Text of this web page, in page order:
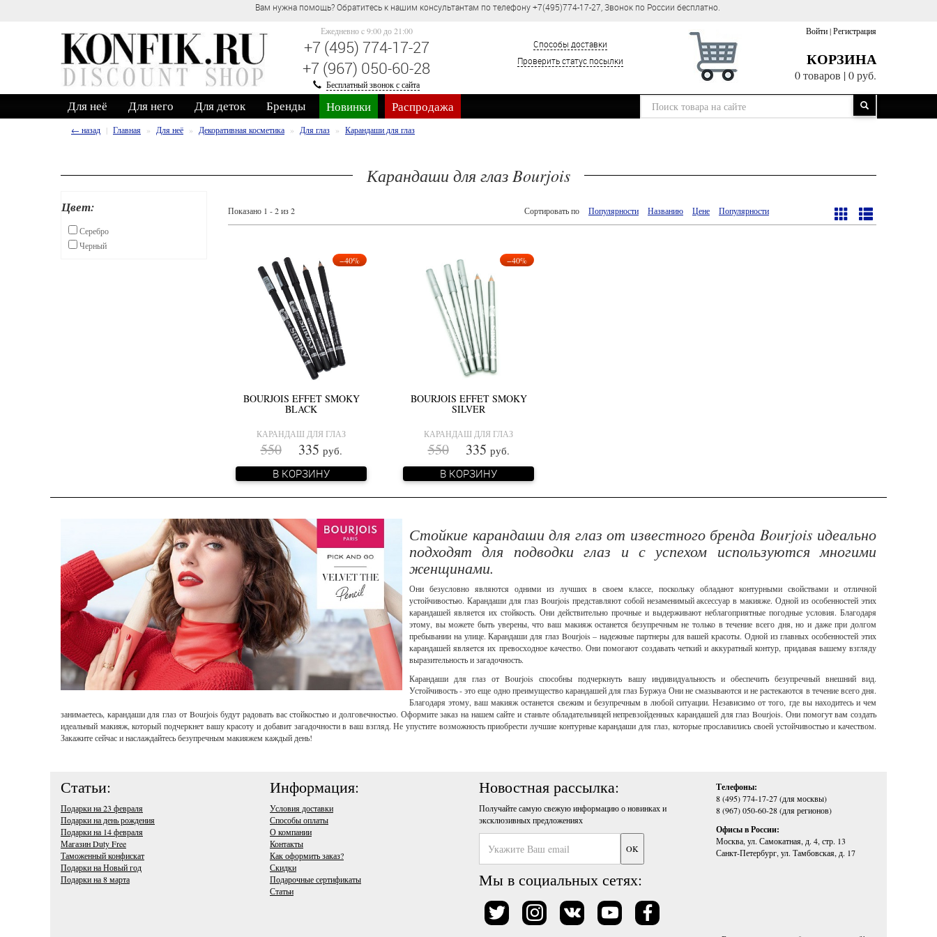
Вам нужна помощь? Обратитесь к нашим консультантам по телефону +7(495)774-17-27, Звонок по России бесплатно.
Ежедневно c 9:00 до 21:00
+7 (495) 774-17-27
+7 (967) 050-60-28
Бесплатный звонок с сайта
Способы доставки
Проверить статус посылки
Войти|Регистрация
КОРЗИНА
0 товаров |0 руб.
Для неё Для него Для деток Бренды Новинки Распродажа
← назад Главная Для неё Декоративная косметика Для глаз Карандаши для глаз
Карандаши для глаз Bourjois
Цвет:
Серебро
Черный
Показано 1 - 2 из 2 Сортировать по Популярности Названию Цене Популярности
−40%
BOURJOIS EFFET SMOKY
BLACK
КАРАНДАШ ДЛЯ ГЛАЗ
550335 руб.
В КОРЗИНУ
−40%
BOURJOIS EFFET SMOKY
SILVER
КАРАНДАШ ДЛЯ ГЛАЗ
550335 руб.
В КОРЗИНУ
Стойкие карандаши для глаз от известного бренда Bourjois идеально
подходят для подводки глаз и с успехом используются многими
женщинами.
Они безусловно являются одними из лучших в своем классе, поскольку обладают контурными свойствами и отличной
устойчивостью. Карандаши для глаз Bourjois представляют собой незаменимый аксессуар в макияже. Одной из особенностей этих
карандашей является их стойкость. Они действительно прочные и выдерживают неблагоприятные погодные условия. Благодаря
этому, вы можете быть уверены, что ваш макияж останется безупречным не только в течение всего дня, но и даже при долгом
пребывании на улице. Карандаши для глаз Bourjois – надежные партнеры для вашей красоты. Одной из главных особенностей этих
карандашей является их превосходное качество. Они помогают создавать четкий и аккуратный контур, придавая вашему взгляду
выразительность и загадочность.
Карандаши для глаз от Bourjois способны подчеркнуть вашу индивидуальность и обеспечить безупречный внешний вид.
Устойчивость - это еще одно преимущество карандашей для глаз Буржуа Они не смазываются и не растекаются в течение всего дня.
Благодаря этому, ваш макияж останется свежим и безупречным в любой ситуации. Независимо от того, где вы находитесь и чем
занимаетесь, карандаши для глаз от Bourjois будут радовать вас стойкостью и долговечностью. Оформите заказ на нашем сайте и станьте обладательницей непревзойденных карандашей для глаз Bourjois. Они помогут вам создать
идеальный макияж, который подчеркнет вашу красоту и добавит загадочности в ваш взгляд. Не упустите возможность приобрести лучшие контурные карандаши для глаз, которые прославились своей устойчивостью и качеством.
Закажите сейчас и наслаждайтесь безупречным макияжем каждый день!
Статьи:
Подарки на 23 февраля
Подарки на день рождения
Подарки на 14 февраля
Магазин Duty Free
Таможенный конфискат
Подарки на Новый год
Подарки на 8 марта
Информация:
Условия доставки
Способы оплаты
О компании
Контакты
Как оформить заказ?
Скидки
Подарочные сертификаты
Статьи
Новостная рассылка:
Получайте самую свежую информацию о новинках и
эксклюзивных предложениях
Мы в социальных сетях:
Телефоны:
8 (495) 774-17-27 (для москвы)
8 (967) 050-60-28 (для регионов)
Офисы в России:
Москва, ул. Самокатная, д. 4, стр. 13
Санкт-Петербург, ул. Тамбовская, д. 17